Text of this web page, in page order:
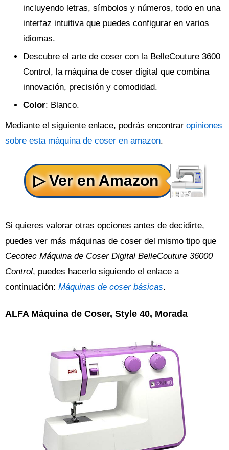
incluyendo letras, símbolos y números, todo en una
interfaz intuitiva que puedes configurar en varios
idiomas.
Descubre el arte de coser con la BelleCouture 3600
Control, la máquina de coser digital que combina
innovación, precisión y comodidad.
Color: Blanco.
Mediante el siguiente enlace, podrás encontrar opiniones
sobre esta máquina de coser en amazon.
Si quieres valorar otras opciones antes de decidirte,
puedes ver más máquinas de coser del mismo tipo que
Cecotec Máquina de Coser Digital BelleCouture 36000
Control, puedes hacerlo siguiendo el enlace a
continuación: Máquinas de coser básicas.
ALFA Máquina de Coser, Style 40, Morada